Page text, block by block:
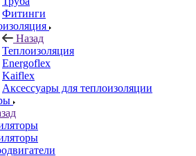
Фитинги
Назад
Теплоизоляция
Energoflex
Kaiflex
Аксессуары для теплоизоляции